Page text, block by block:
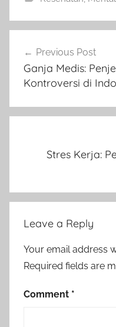
navigation
Previous Post
Ganja Medis:
Kontroversi di
Stres Kerja:
Leave a Reply
Your email address
Required fields are
Comment *